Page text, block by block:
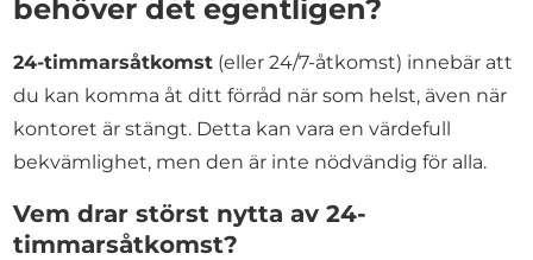
behöver det egentligen?
24-timmarsåtkomst (eller 24/7-åtkomst) innebär att
du kan komma åt ditt förråd när som helst, även när
kontoret är stängt. Detta kan vara en värdefull
bekvämlighet, men den är inte nödvändig för alla.
Vem drar störst nytta av 24-
timmarsåtkomst?